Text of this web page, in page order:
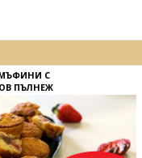
С
ПЪЛНЕЖ